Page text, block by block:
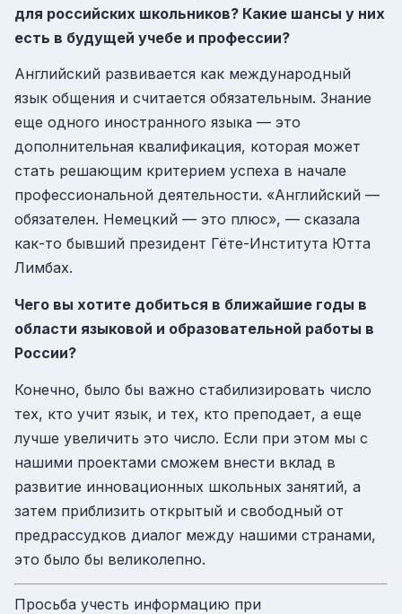
для российских школьников? Какие шансы у них
есть в будущей учебе и профессии?
Английский развивается как международный
язык общения и считается обязательным. Знание
еще одного иностранного языка — это
дополнительная квалификация, которая может
стать решающим критерием успеха в начале
профессиональной деятельности. «Английский —
обязателен. Немецкий — это плюс», — сказала
как-то бывший президент Гёте-Института Ютта
Лимбах.
Чего вы хотите добиться в ближайшие годы в
области языковой и образовательной работы в
России?
Конечно, было бы важно стабилизировать число
тех, кто учит язык, и тех, кто преподает, а еще
лучше увеличить это число. Если при этом мы с
нашими проектами сможем внести вклад в
развитие инновационных школьных занятий, а
затем приблизить открытый и свободный от
предрассудков диалог между нашими странами,
это было бы великолепно.
Просьба учесть информацию при